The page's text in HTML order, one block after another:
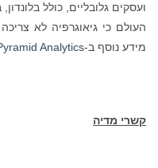
ועסקים גלובליים, כולל
העולם כי גיאוגרפיה לא
מידע נוסף ב-Analytics
קשרי מדיה